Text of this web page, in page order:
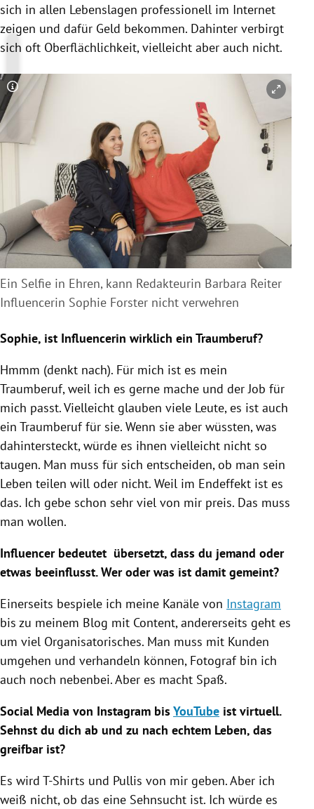
sich in allen Lebenslagen professionell im Internet
zeigen und dafür Geld bekommen. Dahinter verbirgt
sich oft Oberflächlichkeit, vielleicht aber auch nicht.
Copyright-Hinweis öffnen/schließen
Ein Selfie in Ehren, kann Redakteurin Barbara Reiter
Influencerin Sophie Forster nicht verwehren
Sophie, ist Influencerin wirklich ein Traumberuf?
Hmmm (denkt nach). Für mich ist es mein
Traumberuf, weil ich es gerne mache und der Job für
mich passt. Vielleicht glauben viele Leute, es ist auch
ein Traumberuf für sie. Wenn sie aber wüssten, was
dahintersteckt, würde es ihnen vielleicht nicht so
taugen. Man muss für sich entscheiden, ob man sein
Leben teilen will oder nicht. Weil im Endeffekt ist es
das. Ich gebe schon sehr viel von mir preis. Das muss
man wollen.
Influencer bedeutet übersetzt, dass du jemand oder
etwas beeinflusst. Wer oder was ist damit gemeint?
Einerseits bespiele ich meine Kanäle von Instagram
bis zu meinem Blog mit Content, andererseits geht es
um viel Organisatorisches. Man muss mit Kunden
umgehen und verhandeln können, Fotograf bin ich
auch noch nebenbei. Aber es macht Spaß.
Social Media von Instagram bis YouTube ist virtuell.
Sehnst du dich ab und zu nach echtem Leben, das
greifbar ist?
Es wird T-Shirts und Pullis von mir geben. Aber ich
weiß nicht, ob das eine Sehnsucht ist. Ich würde es